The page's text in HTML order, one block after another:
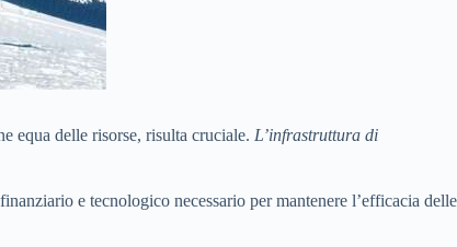
equa delle risorse, risulta cruciale. L’infrastruttura di
e tecnologico necessario per mantenere l’efficacia delle